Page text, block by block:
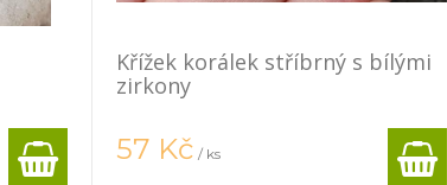
Křížek korálek stříbrný s bílými
zirkony
57 Kč / ks